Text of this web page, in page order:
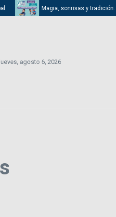
Magia, sonrisas y tradición:
jueves, agosto 6, 2026